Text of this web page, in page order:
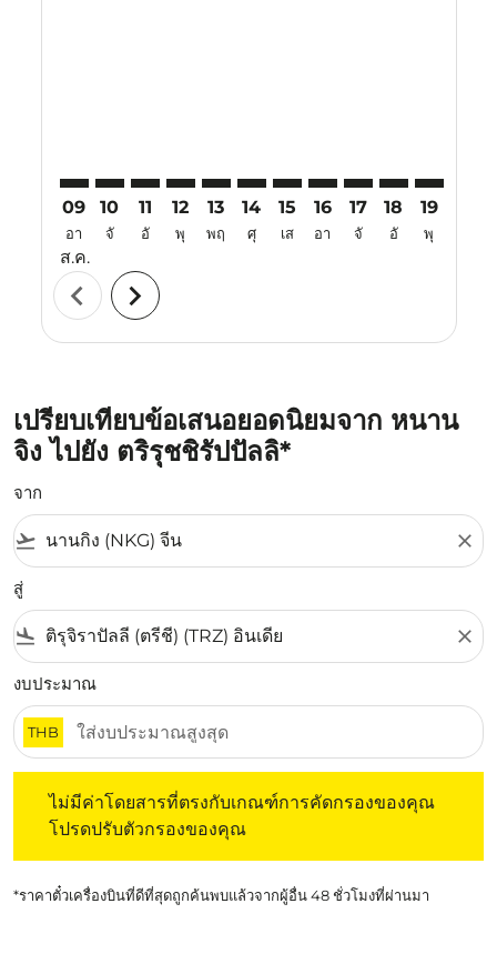
09
อา
ส.ค.
10
จั
11
อั
12
พุ
13
พฤ
14
ศุ
15
เส
16
อา
17
จั
18
อั
19
พุ
chevron_left chevron_right
เปรียบเทียบข้อเสนอยอดนิยมจาก หนาน
จิง ไปยัง ตริรุชชิรัปปัลลิ*
จาก
flight_takeoff close
สู่
flight_land close
งบประมาณ
THB
ไม่มีค่าโดยสารที่ตรงกับเกณฑ์การคัดกรองของคุณ
โปรดปรับตัวกรองของคุณ
*ราคาตั๋วเครื่องบินที่ดีที่สุดถูกค้นพบแล้วจากผู้อื่น 48 ชั่วโมงที่ผ่านมา